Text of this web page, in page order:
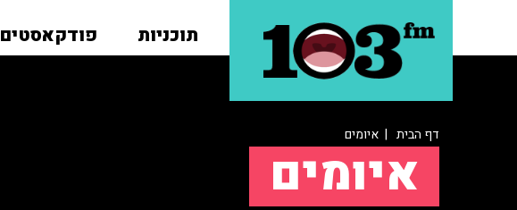
תוכניות פודקאסטים
דף הבית | איומים
איומים